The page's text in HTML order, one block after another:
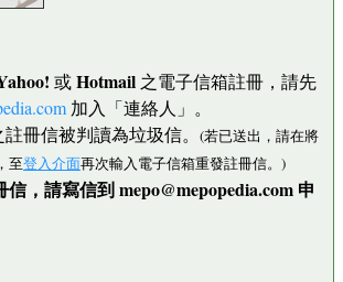
或Hotmail 之電子信箱註冊，請先
加入「連絡人」。
冊信被判讀為垃圾信。 (若已送出，請在將
至登入介面再次輸入電子信箱重發註冊信。)
，請寫信到 mepo@mepopedia.com 申